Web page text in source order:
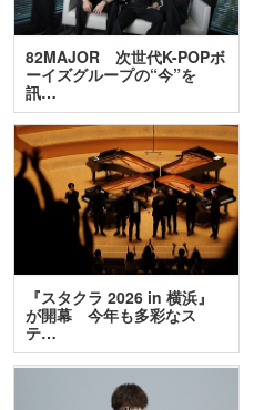
82MAJOR 次世代K-POPボ
ーイズグループの“今”を
訊…
『スタクラ 2026 in 横浜』
が開幕 今年も多彩なス
テ…